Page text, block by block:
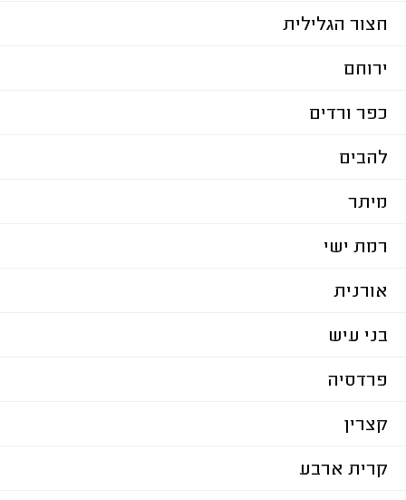
חצור הגלילית
ירוחם
כפר ורדים
להבים
מיתר
רמת ישי
אורנית
בני עיש
פרדסיה
קצרין
קרית ארבע